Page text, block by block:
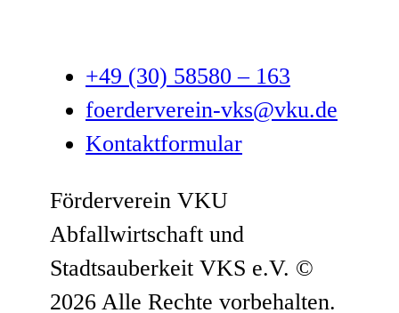
+49 (30) 58580 – 163
foerderverein-vks@vku.de
Kontaktformular
Förderverein VKU
Abfallwirtschaft und
Stadtsauberkeit VKS e.V. ©
2026 Alle Rechte vorbehalten.